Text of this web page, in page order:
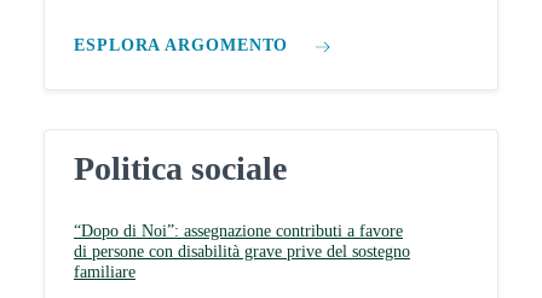
ESPLORA ARGOMENTO
Politica sociale
“Dopo di Noi”: assegnazione contributi a favore
di persone con disabilità grave prive del sostegno
familiare